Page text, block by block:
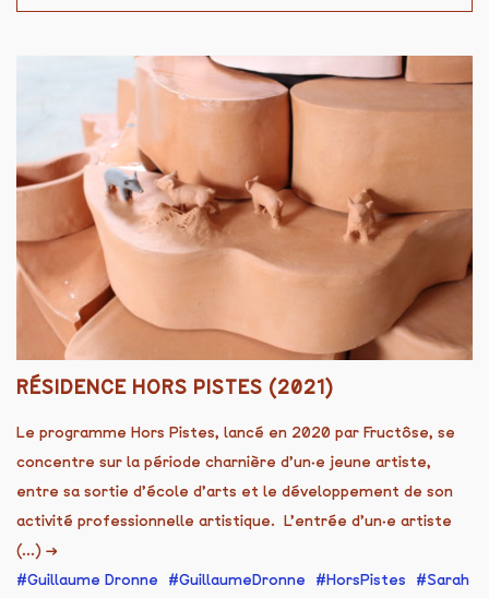
RÉSIDENCE HORS PISTES (2021)
Le programme Hors Pistes, lancé en 2020 par Fructôse, se
concentre sur la période charnière d’un·e jeune artiste,
entre sa sortie d’école d’arts et le développement de son
activité professionnelle artistique. L’entrée d’un·e artiste
(...) →
Guillaume Dronne
GuillaumeDronne HorsPistes
Sarah